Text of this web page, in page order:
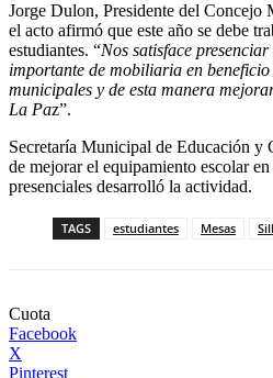
Jorge Dulon, Presidente del Concejo
el acto afirmó que este año se debe
estudiantes. “Nos satisface
importante de mobiliaria en
municipales y de esta manera
La Paz”.
Secretaría Municipal de Educación y
de mejorar el equipamiento escolar
presenciales desarrolló la actividad.
TAGS estudiantes Mesas
Cuota
Facebook
X
Pinterest